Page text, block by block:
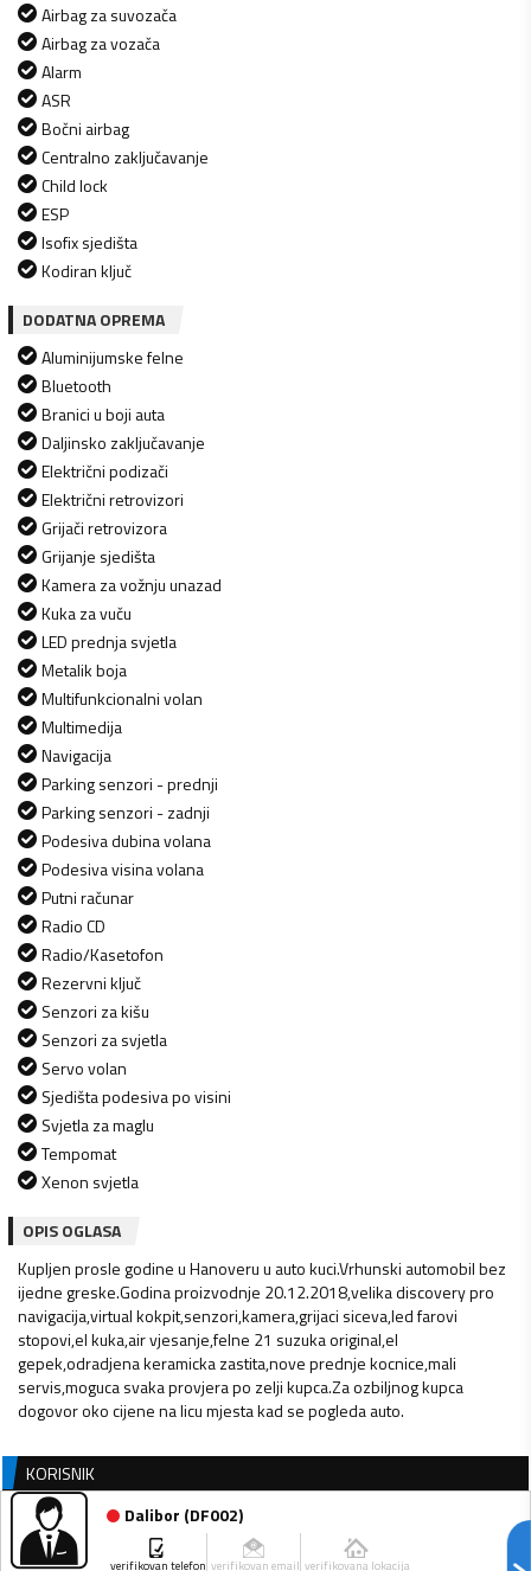
Airbag za suvozača
Airbag za vozača
Alarm
ASR
Bočni airbag
Centralno zaključavanje
Child lock
ESP
Isofix sjedišta
Kodiran ključ
DODATNA OPREMA
Aluminijumske felne
Bluetooth
Branici u boji auta
Daljinsko zaključavanje
Električni podizači
Električni retrovizori
Grijači retrovizora
Grijanje sjedišta
Kamera za vožnju unazad
Kuka za vuču
LED prednja svjetla
Metalik boja
Multifunkcionalni volan
Multimedija
Navigacija
Parking senzori - prednji
Parking senzori - zadnji
Podesiva dubina volana
Podesiva visina volana
Putni računar
Radio CD
Radio/Kasetofon
Rezervni ključ
Senzori za kišu
Senzori za svjetla
Servo volan
Sjedišta podesiva po visini
Svjetla za maglu
Tempomat
Xenon svjetla
OPIS OGLASA
Kupljen prosle godine u Hanoveru u auto kuci.Vrhunski automobil bez
ijedne greske.Godina proizvodnje 20.12.2018,velika discovery pro
navigacija,virtual kokpit,senzori,kamera,grijaci siceva,led farovi
stopovi,el kuka,air vjesanje,felne 21 suzuka original,el
gepek,odradjena keramicka zastita,nove prednje kocnice,mali
servis,moguca svaka provjera po zelji kupca.Za ozbiljnog kupca
dogovor oko cijene na licu mjesta kad se pogleda auto.
KORISNIK
Dalibor (DF002)
verifikovan telefon verifikovan email verifikovana lokacija